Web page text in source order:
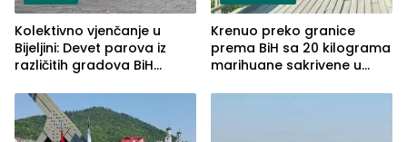
Kolektivno vjenčanje u
Bijeljini: Devet parova iz
različitih gradova BiH
Krenuo preko granice
prema BiH sa 20 kilograma
marihuane sakrivene u